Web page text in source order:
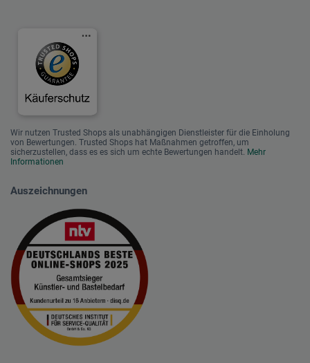
Wir nutzen Trusted Shops als unabhängigen Dienstleister für die Einholung
von Bewertungen. Trusted Shops hat Maßnahmen getroffen, um
sicherzustellen, dass es es sich um echte Bewertungen handelt. Mehr
Informationen
Auszeichnungen